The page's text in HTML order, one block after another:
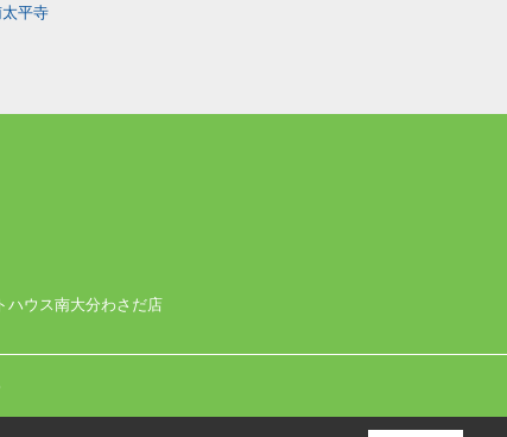
平寺
ウス南大分わさだ店